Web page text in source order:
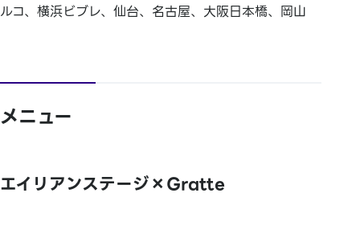
ルコ、横浜ビブレ、仙台、名古屋、大阪日本橋、岡山
メニュー
エイリアンステージ×Gratte